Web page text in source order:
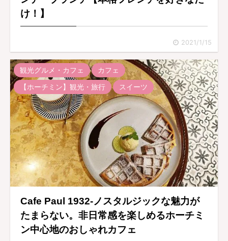
け！】
2021/1/15
観光グルメ・カフェ
カフェ
【ホーチミン】観光・旅行
スイーツ
Cafe Paul 1932-ノスタルジックな魅力が
たまらない。非日常感を楽しめるホーチミ
ン中心地のおしゃれカフェ